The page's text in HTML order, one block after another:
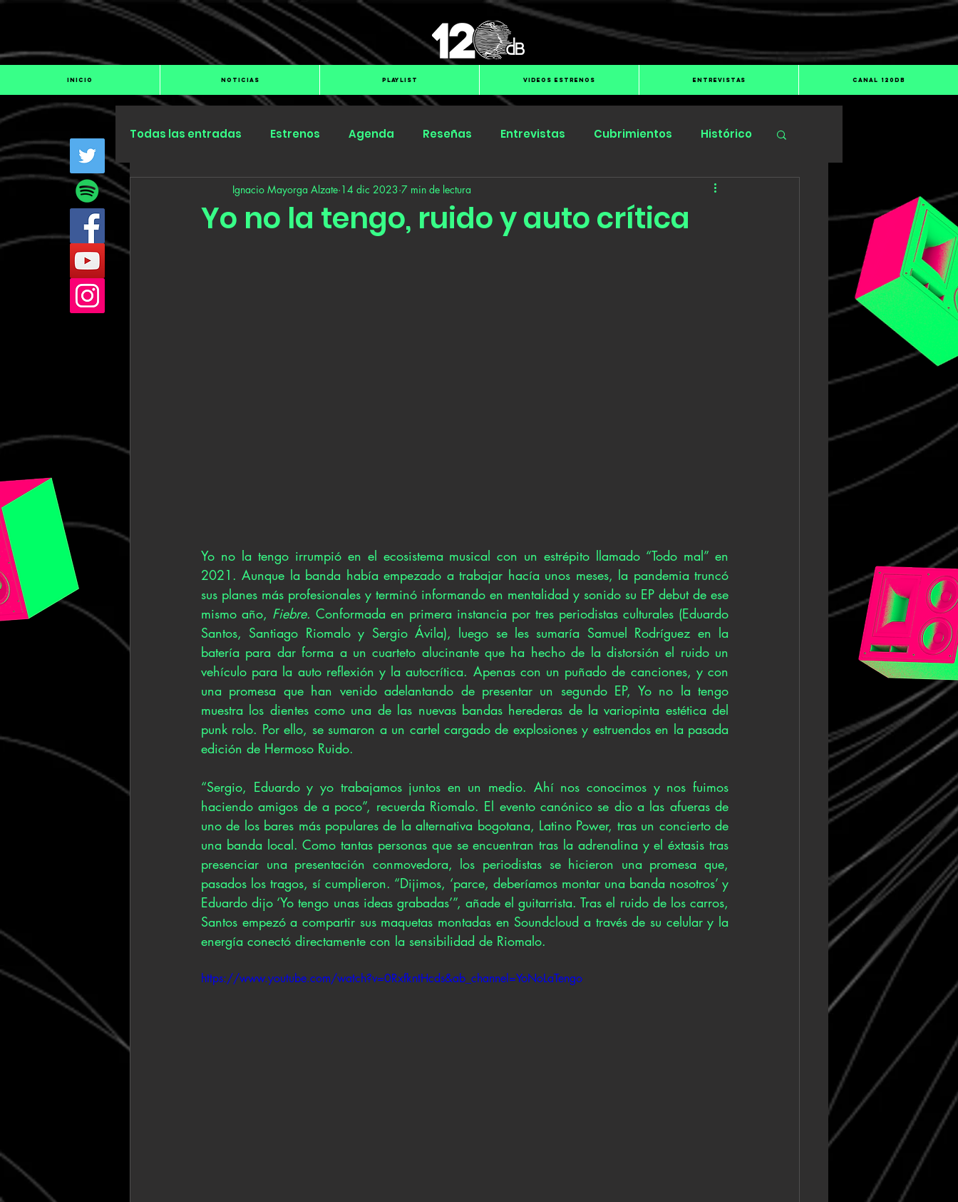
INICIO NOTICIAS PLAYLIST VIDEOS ESTRENOS ENTREVISTAS CANAL 120dB
Todas las entradas Estrenos Agenda Reseñas Entrevistas Cubrimientos Histórico
Especiales Submit Hub Groover
Yo no la tengo, ruido y auto crítica
Ignacio Mayorga Alzate 14 dic 2023 7 min de lectura
Yo no la tengo irrumpió en el ecosistema musical con un estrépito llamado “Todo mal” en
2021. Aunque la banda había empezado a trabajar hacía unos meses, la pandemia truncó
sus planes más profesionales y terminó informando en mentalidad y sonido su EP debut de ese
mismo año, Fiebre. Conformada en primera instancia por tres periodistas culturales (Eduardo
Santos, Santiago Riomalo y Sergio Ávila), luego se les sumaría Samuel Rodríguez en la
batería para dar forma a un cuarteto alucinante que ha hecho de la distorsión el ruido un
vehículo para la auto reflexión y la autocrítica. Apenas con un puñado de canciones, y con
una promesa que han venido adelantando de presentar un segundo EP, Yo no la tengo
muestra los dientes como una de las nuevas bandas herederas de la variopinta estética del
punk rolo. Por ello, se sumaron a un cartel cargado de explosiones y estruendos en la pasada
edición de Hermoso Ruido.
“Sergio, Eduardo y yo trabajamos juntos en un medio. Ahí nos conocimos y nos fuimos
haciendo amigos de a poco”, recuerda Riomalo. El evento canónico se dio a las afueras de
uno de los bares más populares de la alternativa bogotana, Latino Power, tras un concierto de
una banda local. Como tantas personas que se encuentran tras la adrenalina y el éxtasis tras
presenciar una presentación conmovedora, los periodistas se hicieron una promesa que,
pasados los tragos, sí cumplieron. “Dijimos, ‘parce, deberíamos montar una banda nosotros’ y
Eduardo dijo ‘Yo tengo unas ideas grabadas’”, añade el guitarrista. Tras el ruido de los carros,
Santos empezó a compartir sus maquetas montadas en Soundcloud a través de su celular y la
energía conectó directamente con la sensibilidad de Riomalo.
https://www.youtube.com/watch?v=0RxfkntHcds&ab_channel=YoNoLaTengo